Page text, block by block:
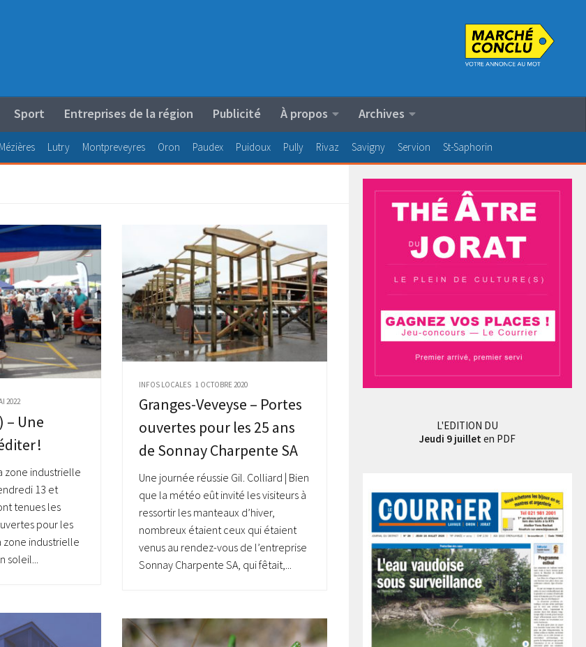
Sport Entreprises de la région Publicité À propos Archives
Lutry Montpreveyres Oron Paudex Puidoux Pully Rivaz Savigny Servion St-Saphorin
2022
– Une
!
zone industrielle
13 et
tenues les
pour les
industrielle
soleil...
INFOS LOCALES 1 OCTOBRE 2020
Granges-Veveyse – Portes
ouvertes pour les 25 ans
de Sonnay Charpente SA
Une journée réussie Gil. Colliard | Bien
que la météo eût invité les visiteurs à
ressortir les manteaux d’hiver,
nombreux étaient ceux qui étaient
venus au rendez-vous de l’entreprise
Sonnay Charpente SA, qui fêtait,...
L'EDITION DU
Jeudi 9 juillet en PDF